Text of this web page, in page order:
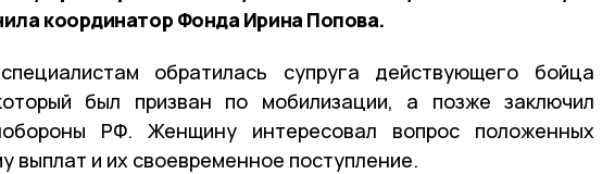
координатор Фонда Ирина Попова.
обратилась супруга действующего бойца
был призван по мобилизации, а позже заключил
РФ. Женщину интересовал вопрос положенных
выплат и их своевременное поступление.